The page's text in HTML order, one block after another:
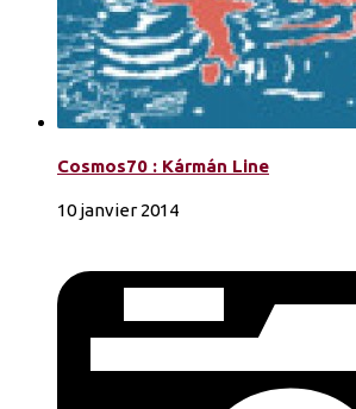
Cosmos70 : Kármán Line
10 janvier 2014